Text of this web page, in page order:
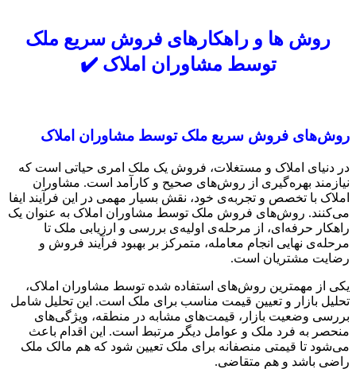
روش ها و راهکارهای فروش سریع ملک
توسط مشاوران املاک ✔️
روش‌های فروش سریع ملک توسط مشاوران املاک
در دنیای املاک و مستغلات، فروش یک ملک امری حیاتی است که
نیازمند بهره‌گیری از روش‌های صحیح و کارآمد است. مشاوران
املاک با تخصص و تجربه‌ی خود، نقش بسیار مهمی در این فرآیند ایفا
می‌کنند. روش‌های فروش ملک توسط مشاوران املاک به عنوان یک
راهکار حرفه‌ای، از مرحله‌ی اولیه‌ی بررسی و ارزیابی ملک تا
مرحله‌ی نهایی انجام معامله، متمرکز بر بهبود فرآیند فروش و
رضایت مشتریان است.
یکی از مهمترین روش‌های استفاده شده توسط مشاوران املاک،
تحلیل بازار و تعیین قیمت مناسب برای ملک است. این تحلیل شامل
بررسی وضعیت بازار، قیمت‌های مشابه در منطقه، ویژگی‌های
منحصر به فرد ملک و عوامل دیگر مرتبط است. این اقدام باعث
می‌شود تا قیمتی منصفانه برای ملک تعیین شود که هم مالک ملک
راضی باشد و هم متقاضی.